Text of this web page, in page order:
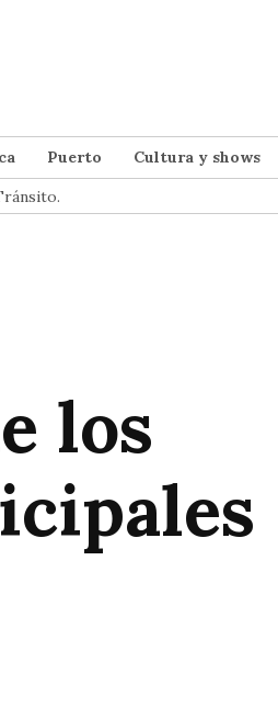
Puerto
Cultura y shows
los